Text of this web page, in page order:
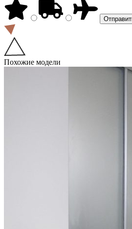
Похожие модели